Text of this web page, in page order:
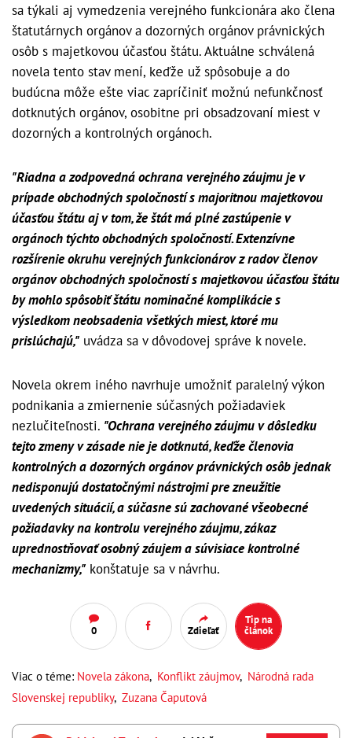
sa týkali aj vymedzenia verejného funkcionára ako člena
štatutárnych orgánov a dozorných orgánov právnických
osôb s majetkovou účasťou štátu. Aktuálne schválená
novela tento stav mení, keďže už spôsobuje a do
budúcna môže ešte viac zapríčiniť možnú nefunkčnosť
dotknutých orgánov, osobitne pri obsadzovaní miest v
dozorných a kontrolných orgánoch.
"Riadna a zodpovedná ochrana verejného záujmu je v
prípade obchodných spoločností s majoritnou majetkovou
účasťou štátu aj v tom, že štát má plné zastúpenie v
orgánoch týchto obchodných spoločností. Extenzívne
rozšírenie okruhu verejných funkcionárov z radov členov
orgánov obchodných spoločností s majetkovou účasťou štátu
by mohlo spôsobiť štátu nominačné komplikácie s
výsledkom neobsadenia všetkých miest, ktoré mu
prislúchajú," uvádza sa v dôvodovej správe k novele.
Novela okrem iného navrhuje umožniť paralelný výkon
podnikania a zmiernenie súčasných požiadaviek
nezlučiteľnosti. "Ochrana verejného záujmu v dôsledku
tejto zmeny v zásade nie je dotknutá, keďže členovia
kontrolných a dozorných orgánov právnických osôb jednak
nedisponujú dostatočnými nástrojmi pre zneužitie
uvedených situácií, a súčasne sú zachované všeobecné
požiadavky na kontrolu verejného záujmu, zákaz
uprednostňovať osobný záujem a súvisiace kontrolné
mechanizmy," konštatuje sa v návrhu.
0 Zdieľať
Tip na
článok
Viac o téme: Novela zákona, Konflikt záujmov, Národná rada
Slovenskej republiky, Zuzana Čaputová